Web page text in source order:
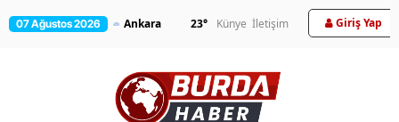
07 Ağustos 2026 23° Künye İletişim Giriş Yap